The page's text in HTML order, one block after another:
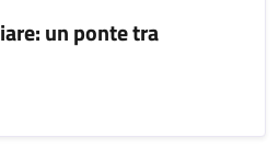
un ponte tra